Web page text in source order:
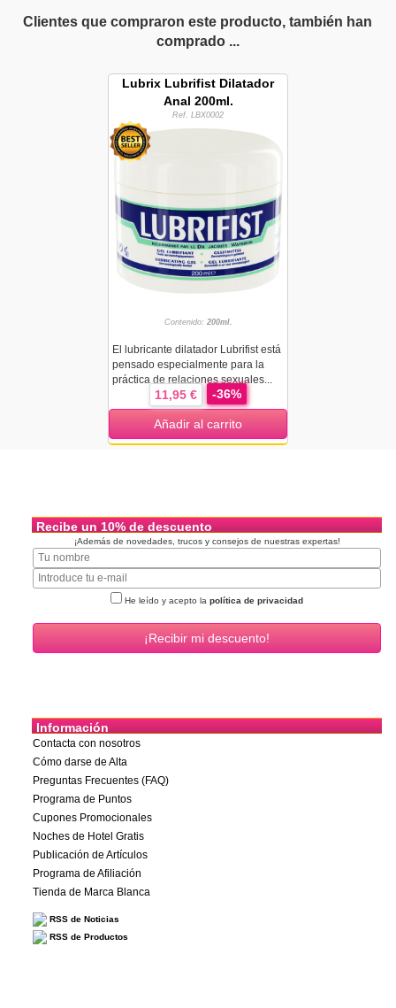
Clientes que compraron este producto, también han
comprado ...
Lubrix Lubrifist Dilatador
Anal 200ml.
Ref. LBX0002
Contenido: 200ml.
El lubricante dilatador Lubrifist está
pensado especialmente para la
práctica de relaciones sexuales...
11,95 € -36%
Añadir al carrito
Recibe un 10% de descuento
¡Además de novedades, trucos y consejos de nuestras expertas!
He leído y acepto la política de privacidad
Información
Contacta con nosotros
Cómo darse de Alta
Preguntas Frecuentes (FAQ)
Programa de Puntos
Cupones Promocionales
Noches de Hotel Gratis
Publicación de Artículos
Programa de Afiliación
Tienda de Marca Blanca
RSS de Noticias
RSS de Productos